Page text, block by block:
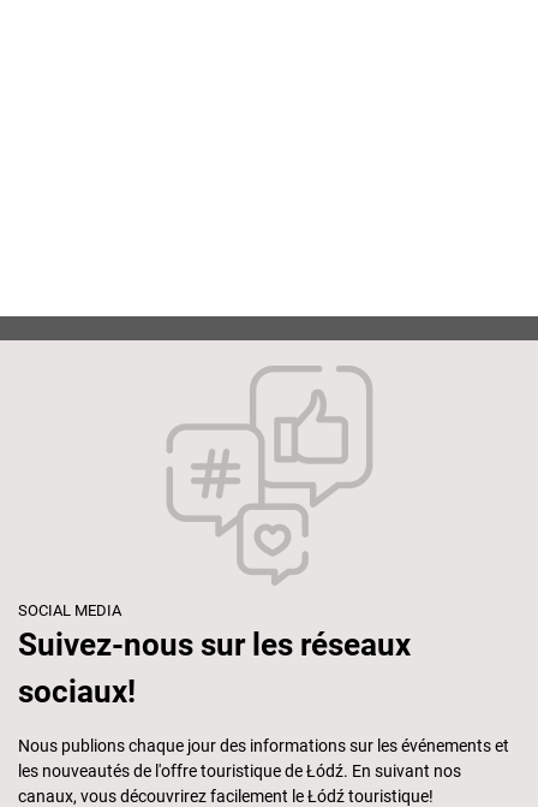
SOCIAL MEDIA
Suivez-nous sur les réseaux
sociaux!
Nous publions chaque jour des informations sur les événements et
les nouveautés de l'offre touristique de Łódź. En suivant nos
canaux, vous découvrirez facilement le Łódź touristique!